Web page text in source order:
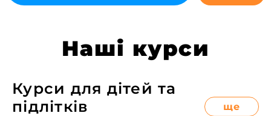
Наші курси
Курси для дітей та
підлітків
ще